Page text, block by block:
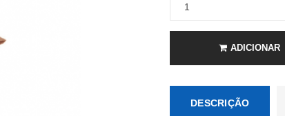
ADICIONAR
DESCRIÇÃO